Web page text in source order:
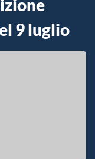
9 luglio